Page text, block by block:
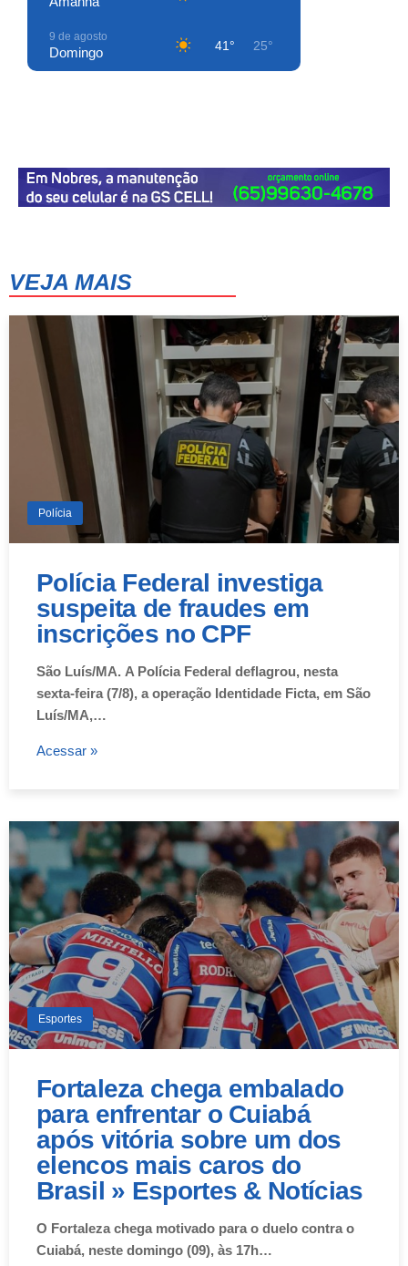
9 de agosto
Domingo 41° 25°
12 de agosto
Quarta-Feira 40° 24°
VEJA MAIS
Polícia
Polícia Federal investiga
suspeita de fraudes em
inscrições no CPF
São Luís/MA. A Polícia Federal deflagrou, nesta
sexta-feira (7/8), a operação Identidade Ficta, em São
Luís/MA,…
Acessar »
Esportes
Fortaleza chega embalado
para enfrentar o Cuiabá
após vitória sobre um dos
elencos mais caros do
Brasil » Esportes & Notícias
O Fortaleza chega motivado para o duelo contra o
Cuiabá, neste domingo (09), às 17h…